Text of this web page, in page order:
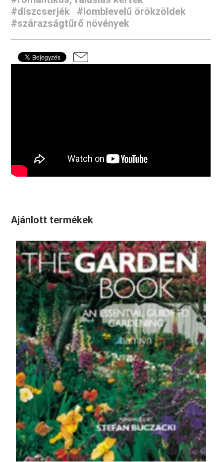
#díszcserjék
#lomblevelű örökzöldek
#szárazságtűrő növények
Ajánlott termékek